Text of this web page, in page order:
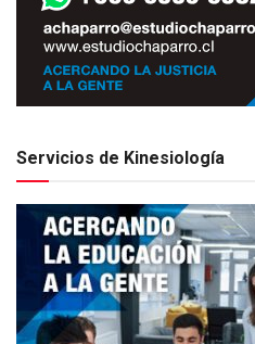
Servicios de Kinesiología